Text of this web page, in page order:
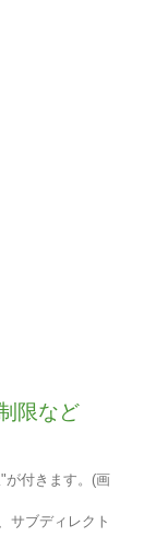
限など
が付きます。(画
サブディレクト